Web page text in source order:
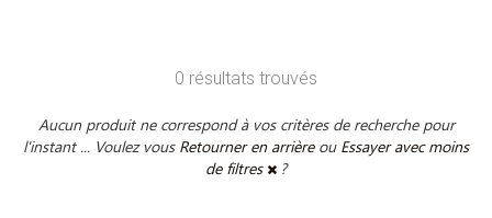
0 résultats trouvés
Aucun produit ne correspond à vos critères de recherche pour
l'instant ... Voulez vous Retourner en arrière ou Essayer avec moins
de filtres
?